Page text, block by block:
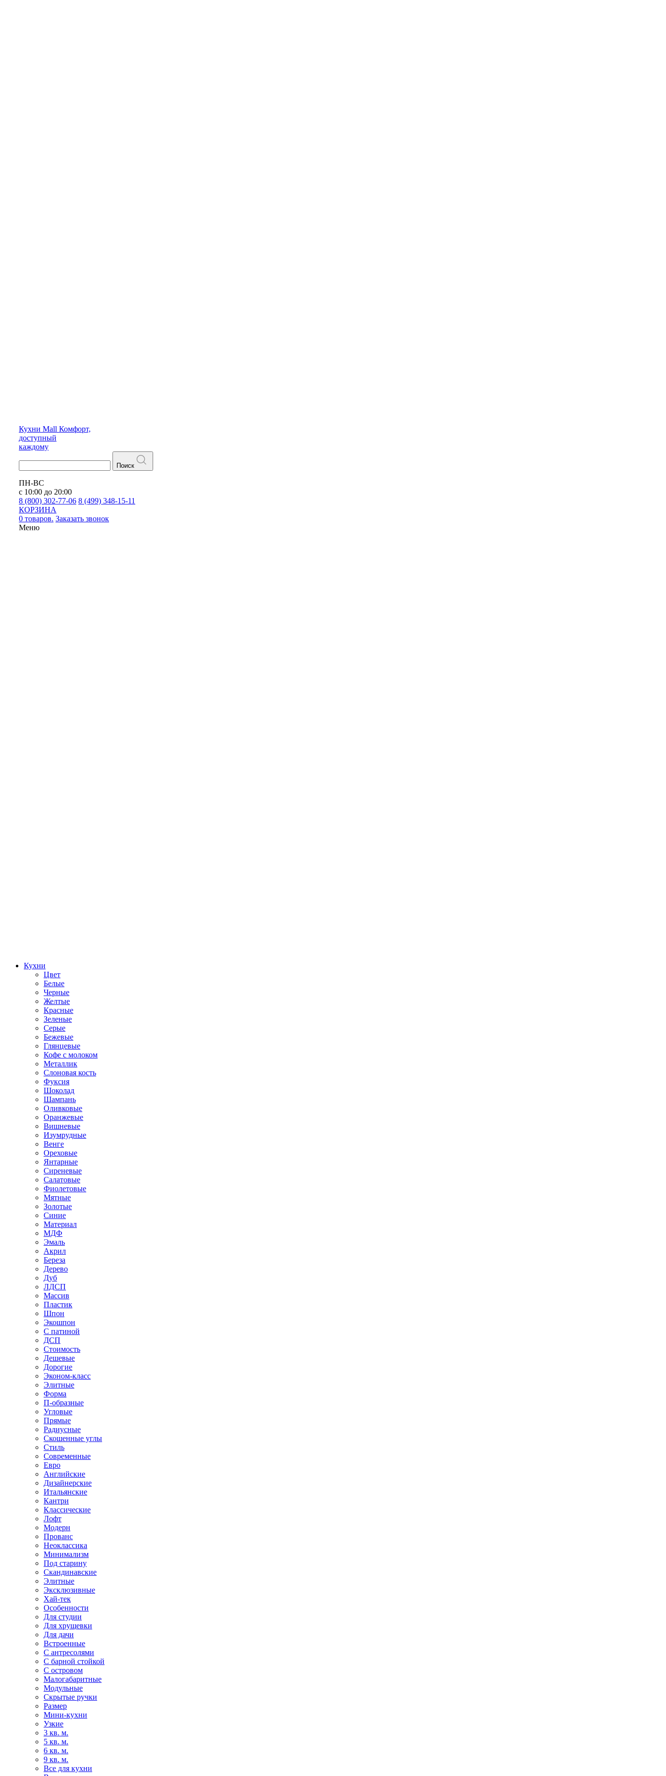
Кухни Mall Комфорт,
доступный
каждому
Поиск
ПН-ВС
с 10:00 до 20:00
8 (800) 302-77-06 8 (499) 348-15-11
КОРЗИНА
0 товаров. Заказать звонок
Меню
Кухни
Цвет
Белые
Черные
Желтые
Красные
Зеленые
Серые
Бежевые
Глянцевые
Кофе с молоком
Металлик
Слоновая кость
Фуксия
Шоколад
Шампань
Оливковые
Оранжевые
Вишневые
Изумрудные
Венге
Ореховые
Янтарные
Сиреневые
Салатовые
Фиолетовые
Мятные
Золотые
Синие
Материал
МДФ
Эмаль
Акрил
Береза
Дерево
Дуб
ЛДСП
Массив
Пластик
Шпон
Экошпон
С патиной
ДСП
Стоимость
Дешевые
Дорогие
Эконом-класс
Элитные
Форма
П-образные
Угловые
Прямые
Радиусные
Скошенные углы
Стиль
Современные
Евро
Английские
Дизайнерские
Итальянские
Кантри
Классические
Лофт
Модерн
Прованс
Неоклассика
Минимализм
Под старину
Скандинавские
Элитные
Эксклюзивные
Хай-тек
Особенности
Для студии
Для хрущевки
Для дачи
Встроенные
С антресолями
С барной стойкой
С островом
Малогабаритные
Модульные
Скрытые ручки
Размер
Мини-кухни
Узкие
3 кв. м.
5 кв. м.
6 кв. м.
9 кв. м.
Все для кухни